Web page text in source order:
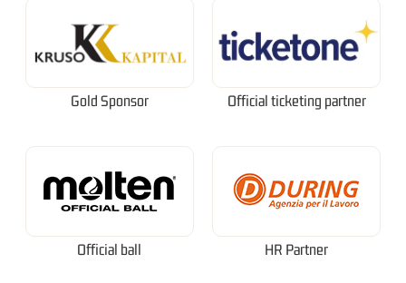
Gold Sponsor Official ticketing partner
Official ball HR Partner